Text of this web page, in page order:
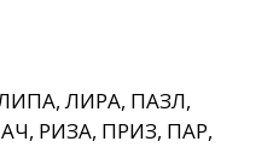
ЛИРА, ПАЗЛ,
РИЗА, ПРИЗ, ПАР,